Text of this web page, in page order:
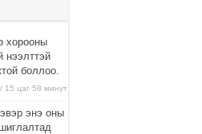
хорооны
нээлттэй
боллоо.
15 цаг 58 минут
энэ оны